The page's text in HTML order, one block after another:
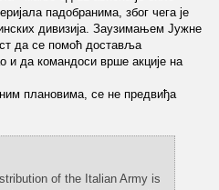
падобранима, због чега је
дивизија. Заузимањем Јужне
да се помоћ доставља
и да командоси врше акције на
плановима, се не предвиђа
of the Italian Army is